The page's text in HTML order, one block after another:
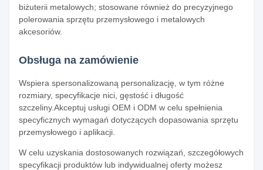
biżuterii metalowych; stosowane również do precyzyjnego
polerowania sprzętu przemysłowego i metalowych
akcesoriów.
Obsługa na zamówienie
Wspiera spersonalizowaną personalizację, w tym różne
rozmiary, specyfikacje nici, gęstość i długość
szczeliny.Akceptuj usługi OEM i ODM w celu spełnienia
specyficznych wymagań dotyczących dopasowania sprzętu
przemysłowego i aplikacji.
W celu uzyskania dostosowanych rozwiązań, szczegółowych
specyfikacji produktów lub indywidualnej oferty możesz